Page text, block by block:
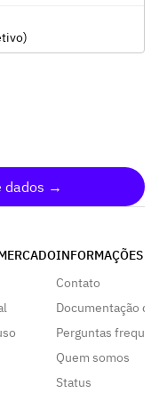
dados →
INFORMAÇÕES
Contato
Documentação da
Perguntas
Quem somos
Status